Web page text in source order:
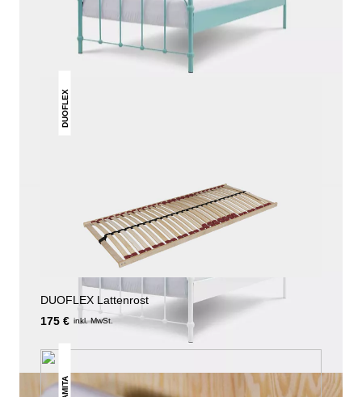
GEFALLEN
DUOFLEX
DUOFLEX Lattenrost
175 € inkl. MwSt.
AMITA